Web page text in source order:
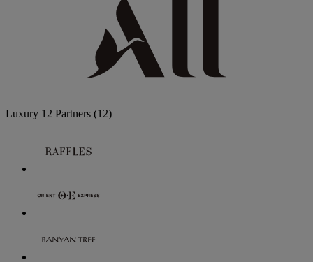
Luxury 12 Partners (12)